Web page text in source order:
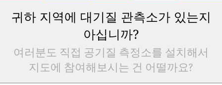
귀하 지역에 대기질 관측소가 있는지
아십니까?
여러분도 직접 공기질 측정소를 설치해서
지도에 참여해보시는 건 어떨까요?